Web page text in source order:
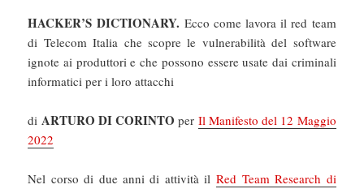
HACKER’S DICTIONARY. Ecco come lavora il red team
di Telecom Italia che scopre le vulnerabilità del software
ignote ai produttori e che possono essere usate dai criminali
informatici per i loro attacchi
di ARTURO DI CORINTO per Il Manifesto del 12 Maggio
2022
Nel corso di due anni di attività ilRed Team Research di